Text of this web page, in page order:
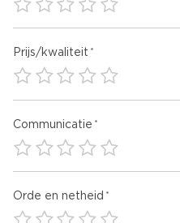
Prijs/kwaliteit
Communicatie
Orde en netheid